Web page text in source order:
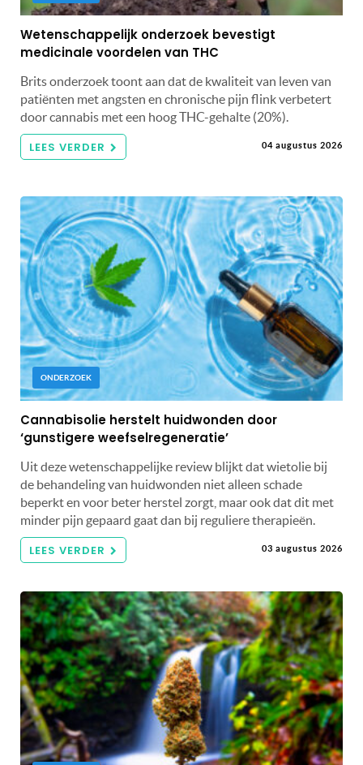
Wetenschappelijk onderzoek bevestigt
medicinale voordelen van THC
Brits onderzoek toont aan dat de kwaliteit van leven van
patiënten met angsten en chronische pijn flink verbetert
door cannabis met een hoog THC-gehalte (20%).
LEES VERDER 04 augustus 2026
ONDERZOEK
Cannabisolie herstelt huidwonden door
‘gunstigere weefselregeneratie’
Uit deze wetenschappelijke review blijkt dat wietolie bij
de behandeling van huidwonden niet alleen schade
beperkt en voor beter herstel zorgt, maar ook dat dit met
minder pijn gepaard gaat dan bij reguliere therapieën.
LEES VERDER 03 augustus 2026